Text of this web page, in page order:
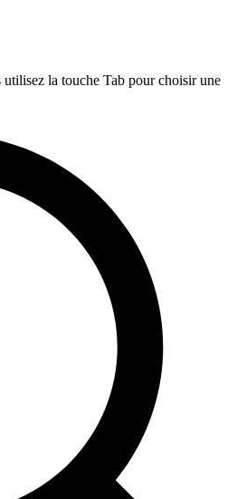
utilisez la touche Tab pour choisir une